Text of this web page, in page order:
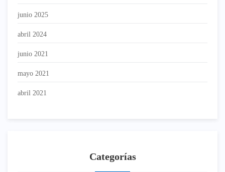
junio 2025
abril 2024
junio 2021
mayo 2021
abril 2021
Categorías